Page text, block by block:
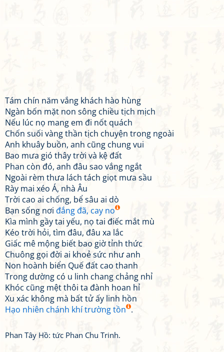
Tám chín năm vắng khách hào hùng
Ngàn bốn mặt non sông chiều tịch mịch
Nếu lúc nọ mang em đi nốt quách
Chốn suối vàng thần tịch chuyện trong ngoài
Anh khuây buồn, anh cũng chung vui
Bao mưa gió thây trời và kệ đất
Phan còn đó, anh đâu sao vắng ngắt
Ngoài rèm thưa lách tách giọt mưa sầu
Rày mai xéo Á, nhà Âu
Trời cao ai chống, bể sâu ai dò
Bạn sống nơi đắng đã, cay no
Kìa mình gầy tai yếu, nọ tai điếc mắt mù
Kéo trời hỏi, tìm đâu, đâu xa lắc
Giấc mê mộng biết bao giờ tỉnh thức
Chuông gọi đời ai khoẻ sức như anh
Non hoành biển Quế đất cao thanh
Trong dường có u linh chang chảng nhỉ
Khóc cũng mệt thôi ta đành hoan hỉ
Xu xác không mà bất tử ấy linh hồn
Hạo nhiên chánh khí trường tồn .
Phan Tây Hồ: tức Phan Chu Trinh.